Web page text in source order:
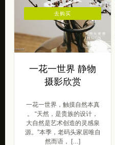
一花一世界 静物
摄影欣赏
一花一世界，触摸自然本真
。 “天然，是贵族的设计，
大自然是艺术创造的灵感泉
源。”本季，老码头家居唯自
然而语， […]
去购买